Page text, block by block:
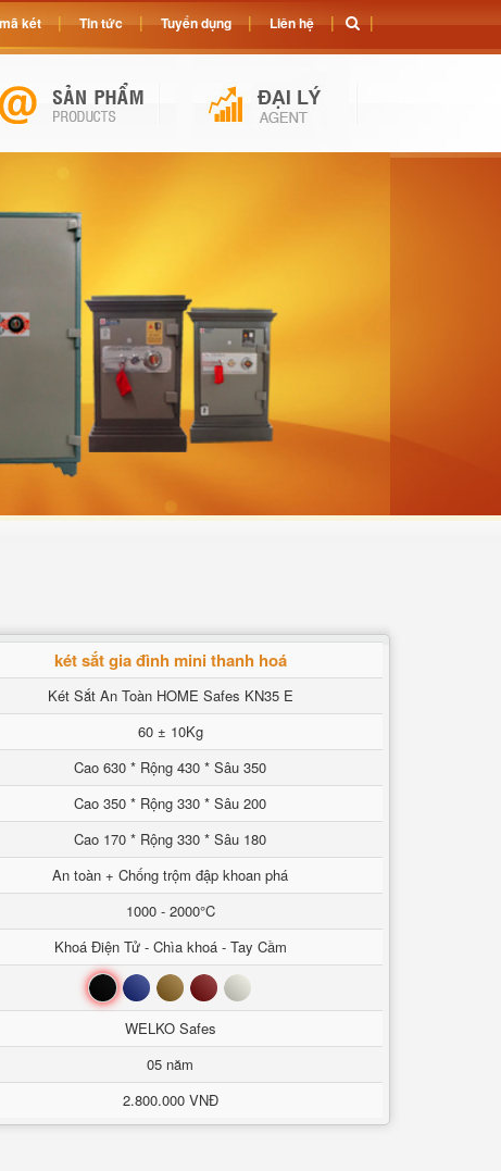
két sắt gia đình mini thanh hoá
Két Sắt An Toàn HOME Safes KN35 E
60 ± 10Kg
Cao 630 * Rộng 430 * Sâu 350
Cao 350 * Rộng 330 * Sâu 200
Cao 170 * Rộng 330 * Sâu 180
An toàn + Chống trộm đập khoan phá
1000 - 2000°C
Khoá Điện Tử - Chìa khoá - Tay Cầm
Đen Xanh Nâu Đỏ Trắng
WELKO Safes
05 năm
2.800.000 VNĐ
két Tin tức Tuyển dụng Liên hệ